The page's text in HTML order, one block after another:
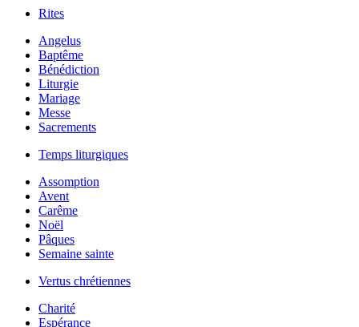
Rites
Angelus
Baptême
Bénédiction
Liturgie
Mariage
Messe
Sacrements
Temps liturgiques
Assomption
Avent
Carême
Noël
Pâques
Semaine sainte
Vertus chrétiennes
Charité
Espérance